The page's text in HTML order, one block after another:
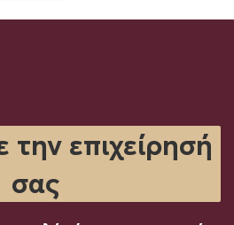
την επιχείρησή
σας